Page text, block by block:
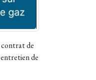
de
de